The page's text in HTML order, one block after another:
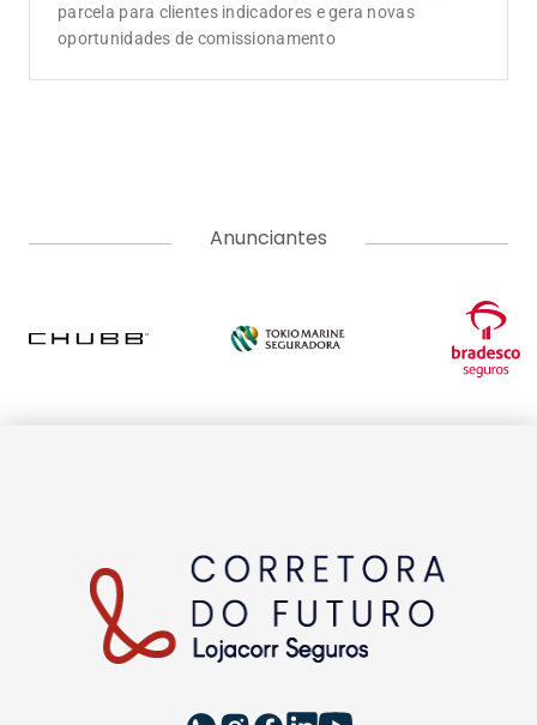
parcela para clientes indicadores e gera novas
oportunidades de comissionamento
Anunciantes